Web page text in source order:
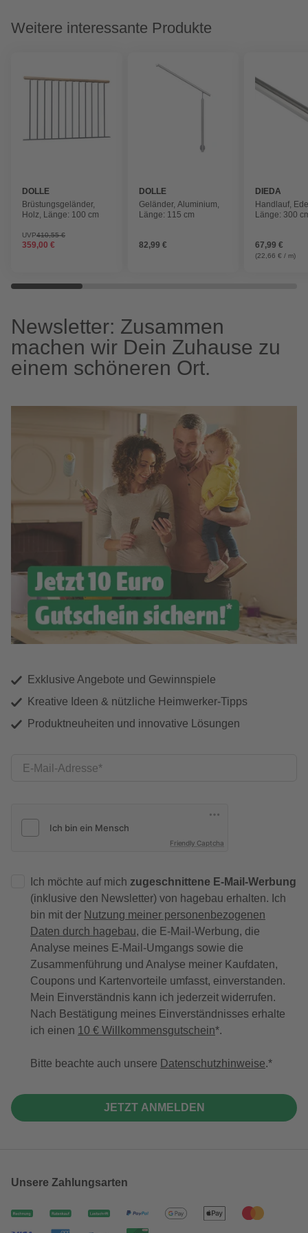
Weitere interessante Produkte
DOLLE
Brüstungsgeländer,
Holz, Länge: 100 cm
UVP410,55 €
359,00 €
DOLLE
Geländer, Aluminium,
Länge: 115 cm
82,99 €
DIEDA
Handlauf,
Länge: 300
67,99 €
(22,66 € / m)
Newsletter: Zusammen
machen wir Dein Zuhause zu
einem schöneren Ort.
Exklusive Angebote und Gewinnspiele
Kreative Ideen & nützliche Heimwerker-Tipps
Produktneuheiten und innovative Lösungen
E-Mail-Adresse
Friendly Captcha
Ich möchte auf mich zugeschnittene E-Mail-Werbung
(inklusive den Newsletter) von hagebau erhalten. Ich
bin mit der Nutzung meiner personenbezogenen
Daten durch hagebau, die E-Mail-Werbung, die
Analyse meines E-Mail-Umgangs sowie die
Zusammenführung und Analyse meiner Kaufdaten,
Coupons und Kartenvorteile umfasst, einverstanden.
Mein Einverständnis kann ich jederzeit widerrufen.
Nach Bestätigung meines Einverständnisses erhalte
ich einen 10 € Willkommensgutschein*.
Bitte beachte auch unsere Datenschutzhinweise.
JETZT ANMELDEN
Unsere Zahlungsarten